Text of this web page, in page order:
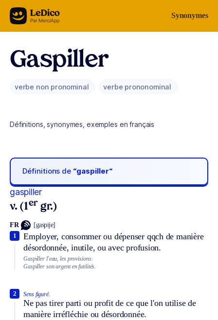
Aller au contenu Synonymes
Gaspiller
verbe non pronominal verbe prononominal
Définitions, synonymes, exemples en français
Définitions de “gaspiller“
gaspiller
v. (1er gr.)
FR [gaspije]
Employer, consommer ou dépenser qqch de manière
désordonnée, inutile, ou avec profusion.
1
Gaspiller l'eau, les provisions.
Gaspiller son argent en futilités.
Sens figuré.
Ne pas tirer parti ou profit de ce que l'on utilise de
manière irréfléchie ou désordonnée.
2